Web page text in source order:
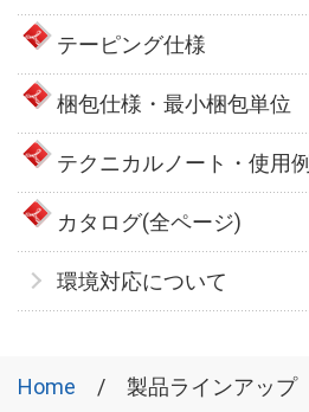
テーピング仕様
梱包仕様・最小梱包単位
テクニカルノート・使用例
カタログ(全ページ)
環境対応について
Home 製品ラインアップ